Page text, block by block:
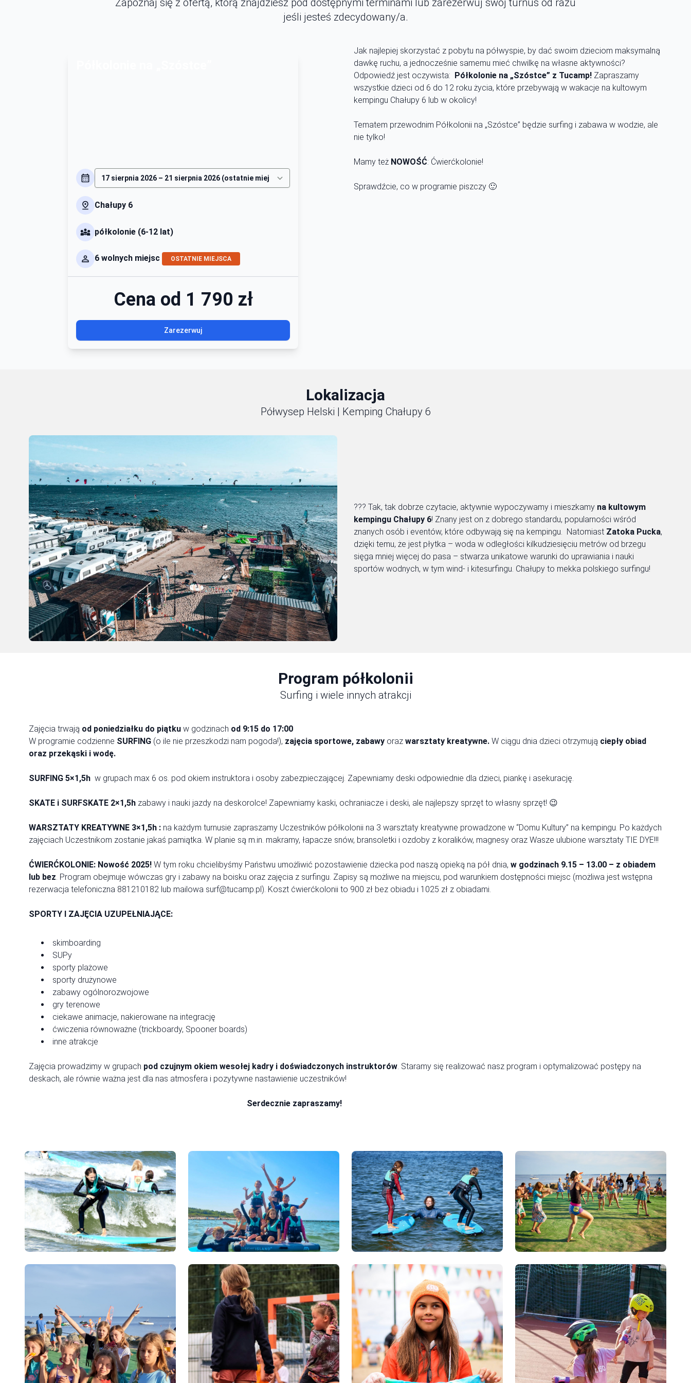
Zapoznaj się z ofertą, którą znajdziesz pod dostępnymi terminami lub zarezerwuj swój turnus od razu
jeśli jesteś zdecydowany/a.
Chałupy 6
półkolonie (6-12 lat)
6 wolnych miejsc OSTATNIE MIEJSCA
Cena od 1 790 zł
Zarezerwuj
Jak najlepiej skorzystać z pobytu na półwyspie, by dać swoim dzieciom maksymalną
dawkę ruchu, a jednocześnie samemu mieć chwilkę na własne aktywności?
Odpowiedź jest oczywista: Półkolonie na „Szóstce” z Tucamp! Zapraszamy
wszystkie dzieci od 6 do 12 roku życia, które przebywają w wakacje na kultowym
kempingu Chałupy 6 lub w okolicy!
Tematem przewodnim Półkolonii na „Szóstce” będzie surfing i zabawa w wodzie, ale
nie tylko!
Mamy też NOWOŚĆ: Ćwierćkolonie!
Sprawdźcie, co w programie piszczy 🙂
Lokalizacja
Półwysep Helski | Kemping Chałupy 6
??? Tak, tak dobrze czytacie, aktywnie wypoczywamy i mieszkamy na kultowym
kempingu Chałupy 6! Znany jest on z dobrego standardu, popularności wśród
znanych osób i eventów, które odbywają się na kempingu. Natomiast Zatoka Pucka,
dzięki temu, że jest płytka – woda w odległości kilkudziesięciu metrów od brzegu
sięga mniej więcej do pasa – stwarza unikatowe warunki do uprawiania i nauki
sportów wodnych, w tym wind- i kitesurfingu. Chałupy to mekka polskiego surfingu!
Program półkolonii
Surfing i wiele innych atrakcji
Zajęcia trwają od poniedziałku do piątku w godzinach od 9:15 do 17:00
W programie codzienne SURFING (o ile nie przeszkodzi nam pogoda!), zajęcia sportowe, zabawy oraz warsztaty kreatywne. W ciągu dnia dzieci otrzymują ciepły obiad
oraz przekąski i wodę.
SURFING 5×1,5h w grupach max 6 os. pod okiem instruktora i osoby zabezpieczającej. Zapewniamy deski odpowiednie dla dzieci, piankę i asekurację.
SKATE i SURFSKATE 2×1,5h zabawy i nauki jazdy na deskorolce! Zapewniamy kaski, ochraniacze i deski, ale najlepszy sprzęt to własny sprzęt! 😉
WARSZTATY KREATYWNE 3×1,5h : na każdym turnusie zapraszamy Uczestników półkolonii na 3 warsztaty kreatywne prowadzone w “Domu Kultury” na kempingu. Po każdych
zajęciach Uczestnikom zostanie jakaś pamiątka. W planie są m.in. makramy, łapacze snów, bransoletki i ozdoby z koralików, magnesy oraz Wasze ulubione warsztaty TIE DYE!!!
ĆWIERĆKOLONIE: Nowość 2025! W tym roku chcielibyśmy Państwu umożliwić pozostawienie dziecka pod naszą opieką na pół dnia, w godzinach 9.15 – 13.00 – z obiadem
lub bez. Program obejmuje wówczas gry i zabawy na boisku oraz zajęcia z surfingu. Zapisy są możliwe na miejscu, pod warunkiem dostępności miejsc (możliwa jest wstępna
rezerwacja telefoniczna 881210182 lub mailowa surf@tucamp.pl). Koszt ćwierćkolonii to 900 zł bez obiadu i 1025 zł z obiadami.
SPORTY I ZAJĘCIA UZUPEŁNIAJĄCE:
skimboarding
SUPy
sporty plażowe
sporty drużynowe
zabawy ogólnorozwojowe
gry terenowe
ciekawe animacje, nakierowane na integrację
ćwiczenia równoważne (trickboardy, Spooner boards)
inne atrakcje
Zajęcia prowadzimy w grupach pod czujnym okiem wesołej kadry i doświadczonych instruktorów. Staramy się realizować nasz program i optymalizować postępy na
deskach, ale równie ważna jest dla nas atmosfera i pozytywne nastawienie uczestników!
Serdecznie zapraszamy!